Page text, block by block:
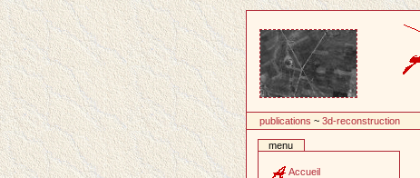
contenu
publications ~3d-reconstruction
menu
Accueil